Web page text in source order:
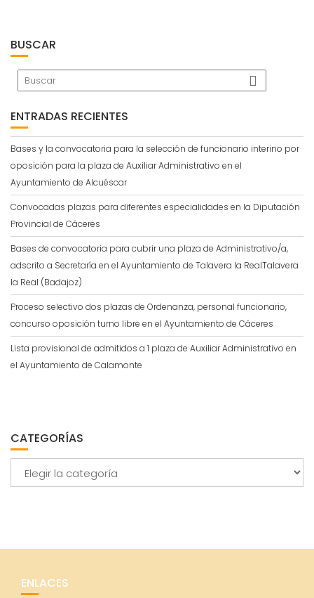
BUSCAR
ENTRADAS RECIENTES
Bases y la convocatoria para la selección de funcionario interino por
oposición para la plaza de Auxiliar Administrativo en el
Ayuntamiento de Alcuéscar
Convocadas plazas para diferentes especialidades en la Diputación
Provincial de Cáceres
Bases de convocatoria para cubrir una plaza de Administrativo/a,
adscrito a Secretaría en el Ayuntamiento de Talavera la RealTalavera
la Real (Badajoz)
Proceso selectivo dos plazas de Ordenanza, personal funcionario,
concurso oposición turno libre en el Ayuntamiento de Cáceres
Lista provisional de admitidos a 1 plaza de Auxiliar Administrativo en
el Ayuntamiento de Calamonte
CATEGORÍAS
ENLACES